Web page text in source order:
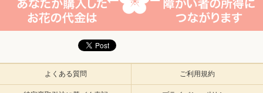
よくある質問 ご利用規約